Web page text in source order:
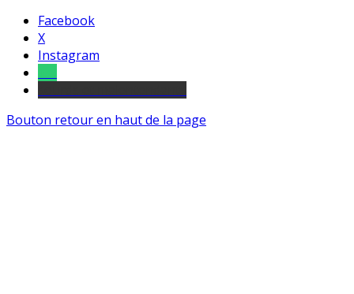
Facebook
X
Instagram
Bouton retour en haut de la page